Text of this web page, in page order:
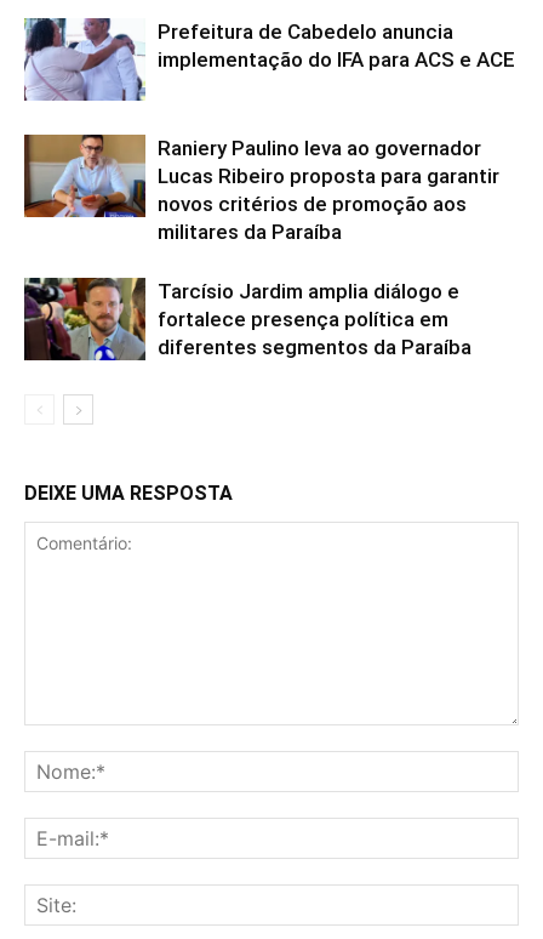
Prefeitura de Cabedelo anuncia
implementação do IFA para ACS e ACE
Raniery Paulino leva ao governador
Lucas Ribeiro proposta para garantir
novos critérios de promoção aos
militares da Paraíba
Tarcísio Jardim amplia diálogo e
fortalece presença política em
diferentes segmentos da Paraíba
DEIXE UMA RESPOSTA